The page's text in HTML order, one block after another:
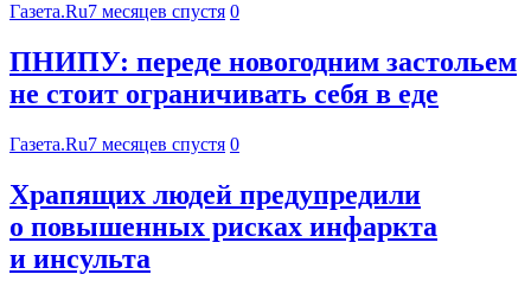
Газета.Ru7 месяцев спустя 0
ПНИПУ: переде новогодним застольем
не стоит ограничивать себя в еде
Газета.Ru7 месяцев спустя 0
Храпящих людей предупредили
о повышенных рисках инфаркта
и инсульта